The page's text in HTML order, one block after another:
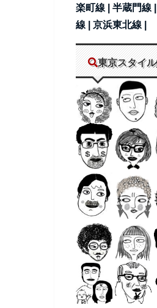
楽町線 | 半蔵門線 |
線 | 京浜東北線 |
東京スタイル